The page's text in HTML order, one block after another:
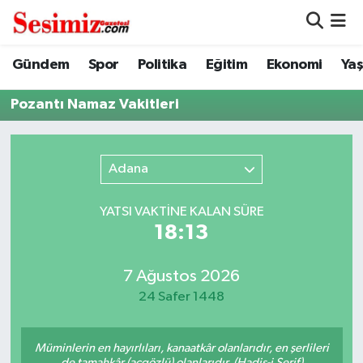
Gündem Spor Politika Eğitim Ekonomi
Pozantı Namaz Vakitleri
Adana
YATSI VAKTİNE KALAN SÜRE
18:13
7 Ağustos 2026
24 Safer 1448
Müminlerin en hayırlıları, kanaatkâr olanlarıdır, en şerlileri
Dünya
Eğitim
Sağlık
Nöbetçi Eczaneler
Hava Durumu
Trafik Durumu
Süper Lig Puan Durumu ve Fikstür
Tüm Manşetler
Haber Arşivi